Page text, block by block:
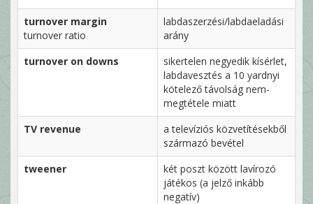
turnover margin
turnover ratio
labdaszerzési/labdaeladási
arány
turnover on downs
sikertelen negyedik kísérlet,
labdavesztés a 10 yardnyi
kötelező távolság nem-
megtétele miatt
TV revenue
a televíziós közvetítésekből
származó bevétel
tweener
két poszt között lavírozó
játékos (a jelző inkább
negatív)